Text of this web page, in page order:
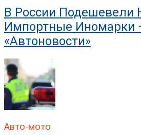
В России Подешевели
Импортные Иномарки
«Автоновости»
Авто-мото